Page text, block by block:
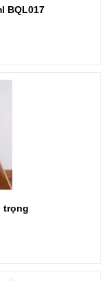
BQL017
trọng